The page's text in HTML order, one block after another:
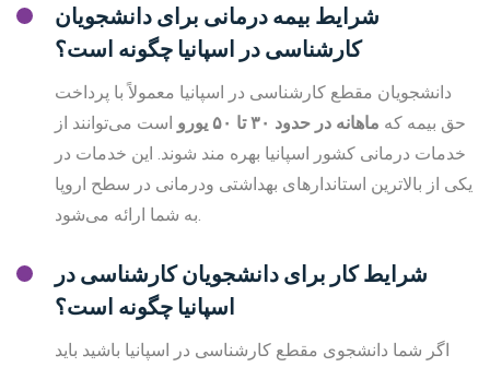
شرایط بیمه درمانی برای دانشجویان
کارشناسی در اسپانیا چگونه است؟
دانشجویان مقطع کارشناسی در اسپانیا معمولاً با پرداخت
حق بیمه که ماهانه در حدود ۳۰ تا ۵۰ یورو
است می‌توانند از
خدمات درمانی کشور اسپانیا بهره مند شوند. این خدمات در
یکی از بالاترین استاندارهای بهداشتی ودرمانی در سطح اروپا
به شما ارائه می‌شود.
شرایط کار برای دانشجویان کارشناسی در
اسپانیا چگونه است؟
اگر شما دانشجوی مقطع کارشناسی در اسپانیا باشید باید